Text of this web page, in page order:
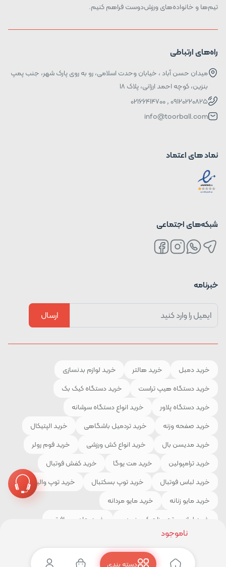
دسته بندی
ناموجود
تیم‌ها و خانواده‌های ورزش‌دوست فراهم کنیم.
راه‌های ارتباطی
میدان حسن آباد ، خیابان وحدت اسلامی، رو به روی پارک شهر، جنب پمپ
بنزین، کوچه احمد ارزانی، پلاک ۱۸
09120220825 , 02166414700
info@toorball.com
نماد های اعتماد
شبکه‌های اجتماعی
خبرنامه
ارسال
خرید دمبل خرید هالتر
خرید لوازم بدنسازی
خرید دستگاه هیپ تراست
خرید دستگاه کیک بک
خرید دستگاه پلاور
خرید انواع دستگاه سرشانه
خرید صفحه وزنه
خرید تردمیل باشگاهی
خرید الپتیکال
خرید مدیسن بال
خرید انواع کش ورزشی
خرید فوم رولر
خرید ترامپولین
خرید مت یوگا
خرید کفش فوتبال
خرید لباس فوتبال
خرید توپ بسکتبال
خرید توپ والیبال
خرید مایو زنانه
خرید مایو مردانه
خرید لوازم و تجهیزات کوهنوردی
خرید چادر مسافرتی
خرید کیسه خواب